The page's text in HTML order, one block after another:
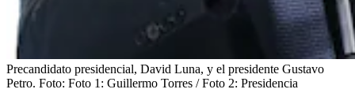
Precandidato presidencial, David Luna, y el presidente Gustavo
Petro. Foto: Foto 1: Guillermo Torres / Foto 2: Presidencia